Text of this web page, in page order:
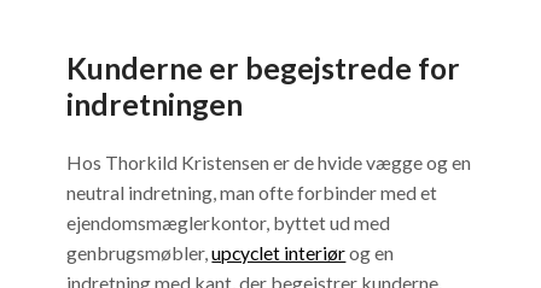
Kunderne er begejstrede for
indretningen
Hos Thorkild Kristensen er de hvide vægge og en
neutral indretning, man ofte forbinder med et
ejendomsmæglerkontor, byttet ud med
genbrugsmøbler,upcyclet interiørog en
indretning med kant, der begejstrer kunderne.